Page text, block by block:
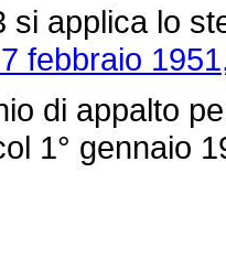
applica lo
febbraio
di appalto
1° gennaio